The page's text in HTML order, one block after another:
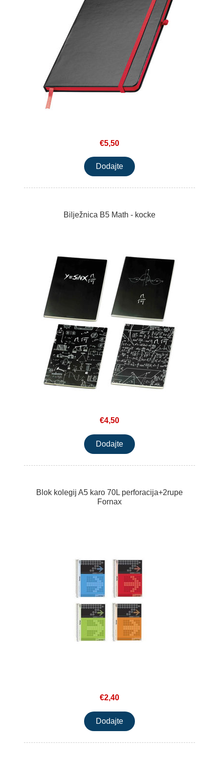
€5,50
Bilježnica B5 Math - kocke
€4,50
Blok kolegij A5 karo 70L perforacija+2rupe
Fornax
€2,40